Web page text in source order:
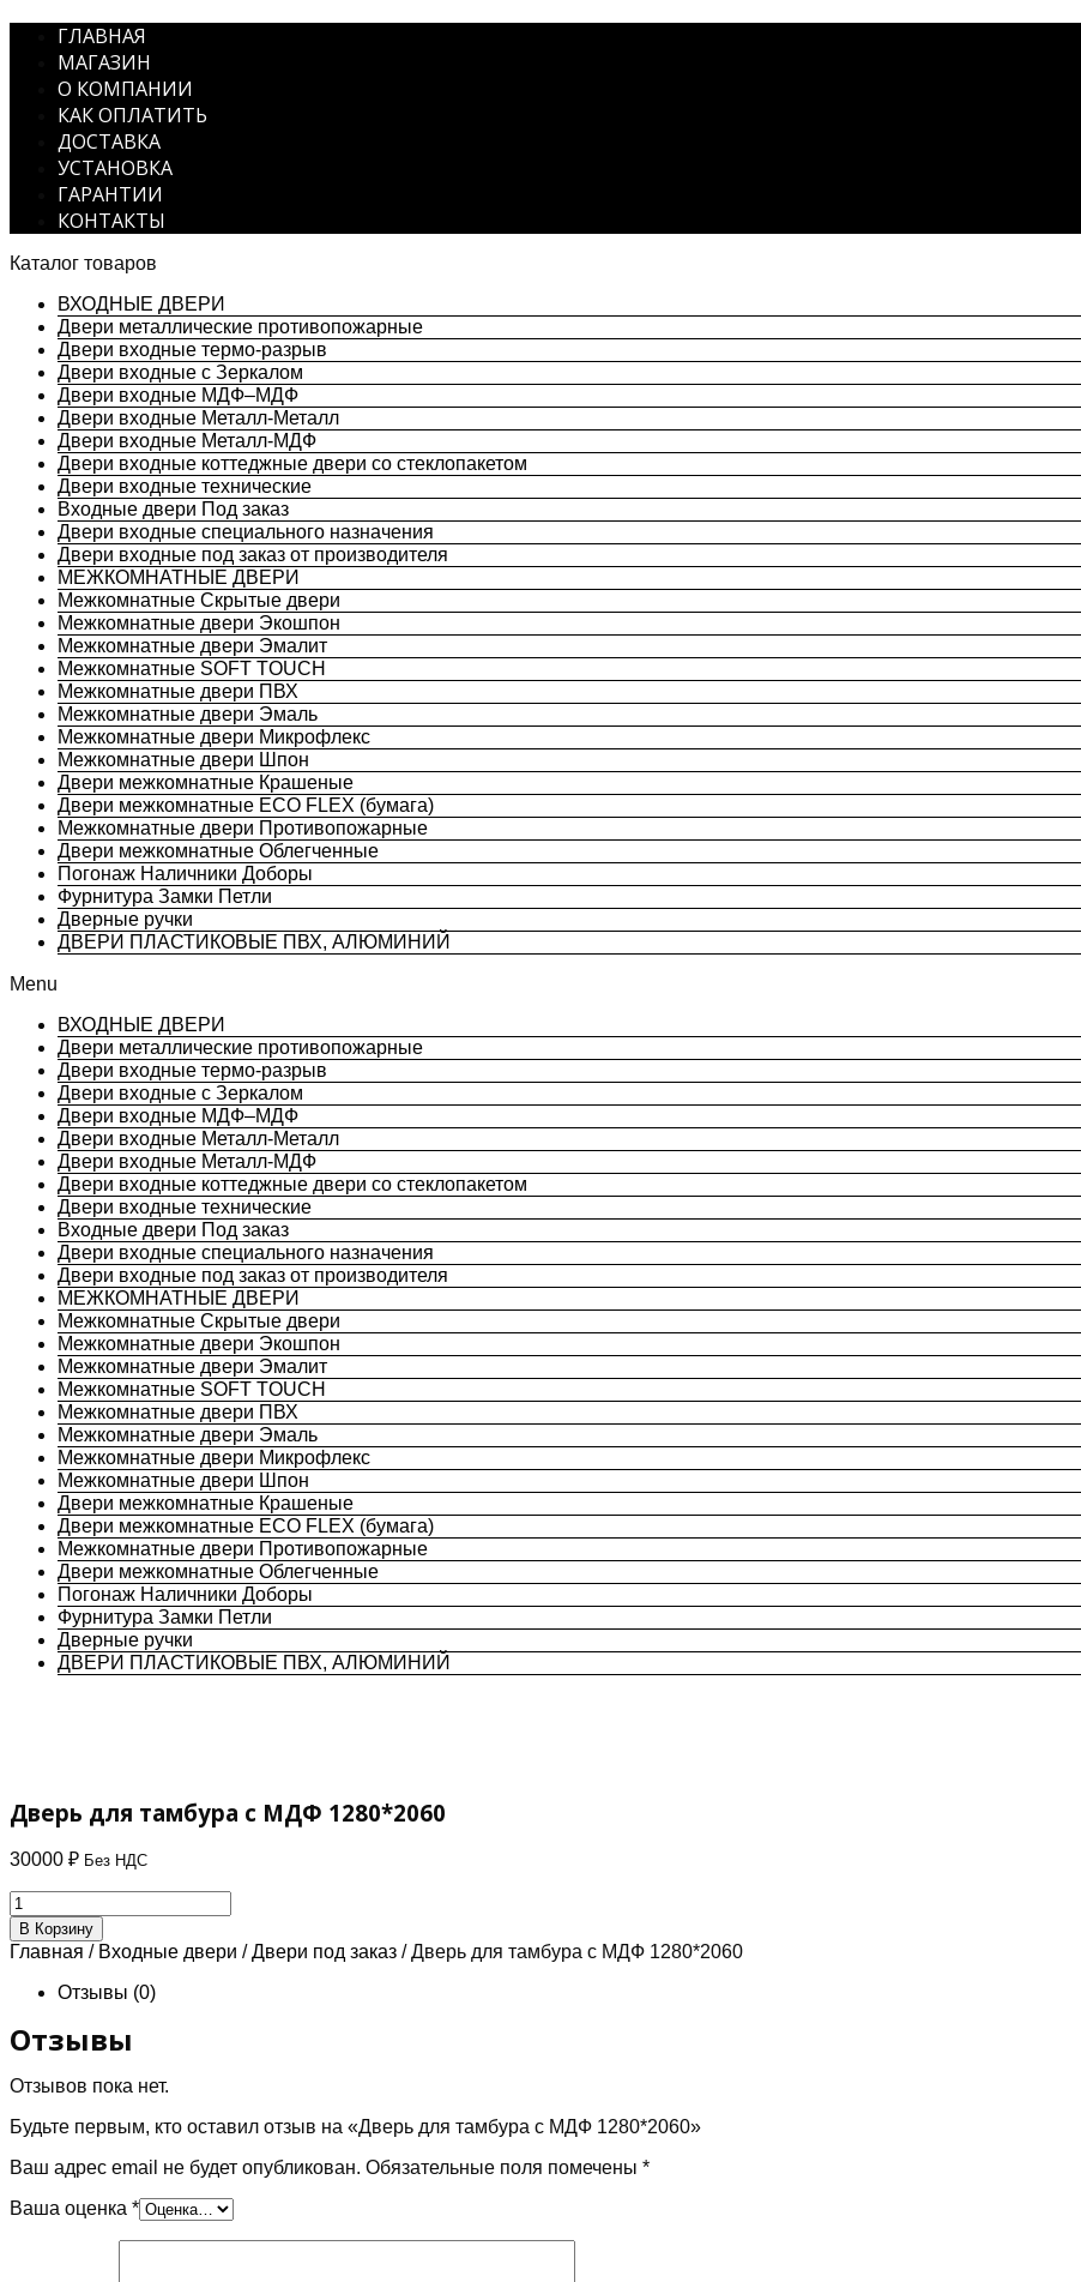
ГЛАВНАЯ
МАГАЗИН
О КОМПАНИИ
КАК ОПЛАТИТЬ
ДОСТАВКА
УСТАНОВКА
ГАРАНТИИ
КОНТАКТЫ
Каталог товаров
ВХОДНЫЕ ДВЕРИ
Двери металлические противопожарные
Двери входные термо-разрыв
Двери входные с Зеркалом
Двери входные МДФ–МДФ
Двери входные Металл-Металл
Двери входные Металл-МДФ
Двери входные коттеджные двери со стеклопакетом
Двери входные технические
Входные двери Под заказ
Двери входные специального назначения
Двери входные под заказ от производителя
МЕЖКОМНАТНЫЕ ДВЕРИ
Межкомнатные Скрытые двери
Межкомнатные двери Экошпон
Межкомнатные двери Эмалит
Межкомнатные SOFT TOUCH
Межкомнатные двери ПВХ
Межкомнатные двери Эмаль
Межкомнатные двери Микрофлекс
Межкомнатные двери Шпон
Двери межкомнатные Крашеные
Двери межкомнатные ECO FLEX (бумага)
Межкомнатные двери Противопожарные
Двери межкомнатные Облегченные
Погонаж Наличники Доборы
Фурнитура Замки Петли
Дверные ручки
ДВЕРИ ПЛАСТИКОВЫЕ ПВХ, АЛЮМИНИЙ
Menu
ВХОДНЫЕ ДВЕРИ
Двери металлические противопожарные
Двери входные термо-разрыв
Двери входные с Зеркалом
Двери входные МДФ–МДФ
Двери входные Металл-Металл
Двери входные Металл-МДФ
Двери входные коттеджные двери со стеклопакетом
Двери входные технические
Входные двери Под заказ
Двери входные специального назначения
Двери входные под заказ от производителя
МЕЖКОМНАТНЫЕ ДВЕРИ
Межкомнатные Скрытые двери
Межкомнатные двери Экошпон
Межкомнатные двери Эмалит
Межкомнатные SOFT TOUCH
Межкомнатные двери ПВХ
Межкомнатные двери Эмаль
Межкомнатные двери Микрофлекс
Межкомнатные двери Шпон
Двери межкомнатные Крашеные
Двери межкомнатные ECO FLEX (бумага)
Межкомнатные двери Противопожарные
Двери межкомнатные Облегченные
Погонаж Наличники Доборы
Фурнитура Замки Петли
Дверные ручки
ДВЕРИ ПЛАСТИКОВЫЕ ПВХ, АЛЮМИНИЙ
Дверь для тамбура с МДФ 1280*2060
30000 ₽ Без НДС
Количество
товара
Дверь
для
тамбура
МДФ
1280*2060
В Корзину
Главная / Входные двери /Двери под заказ / Дверь для тамбура с МДФ 1280*2060
Отзывы (0)
Отзывы
Отзывов пока нет.
Будьте первым, кто оставил отзыв на «Дверь для тамбура с МДФ 1280*2060»
Ваш адрес email не будет опубликован. Обязательные поля помечены *
Ваша оценка *